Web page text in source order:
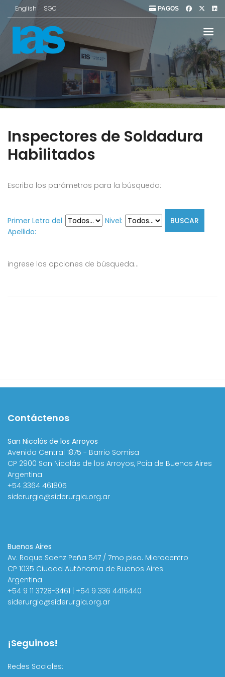
English SGC PAGOS
Inspectores de Soldadura
Habilitados
Escriba los parámetros para la búsqueda:
Primer Letra del
Apellido:
Nivel:
ingrese las opciones de búsqueda...
Contáctenos
San Nicolás de los Arroyos
Avenida Central 1875 - Barrio Somisa
CP 2900 San Nicolás de los Arroyos, Pcia de Buenos Aires
Argentina
+54 3364 461805
siderurgia@siderurgia.org.ar
Buenos Aires
Av. Roque Saenz Peña 547 / 7mo piso. Microcentro
CP 1035 Ciudad Autónoma de Buenos Aires
Argentina
+54 9 11 3728-3461 | +54 9 336 4416440
siderurgia@siderurgia.org.ar
¡Seguinos!
Redes Sociales: